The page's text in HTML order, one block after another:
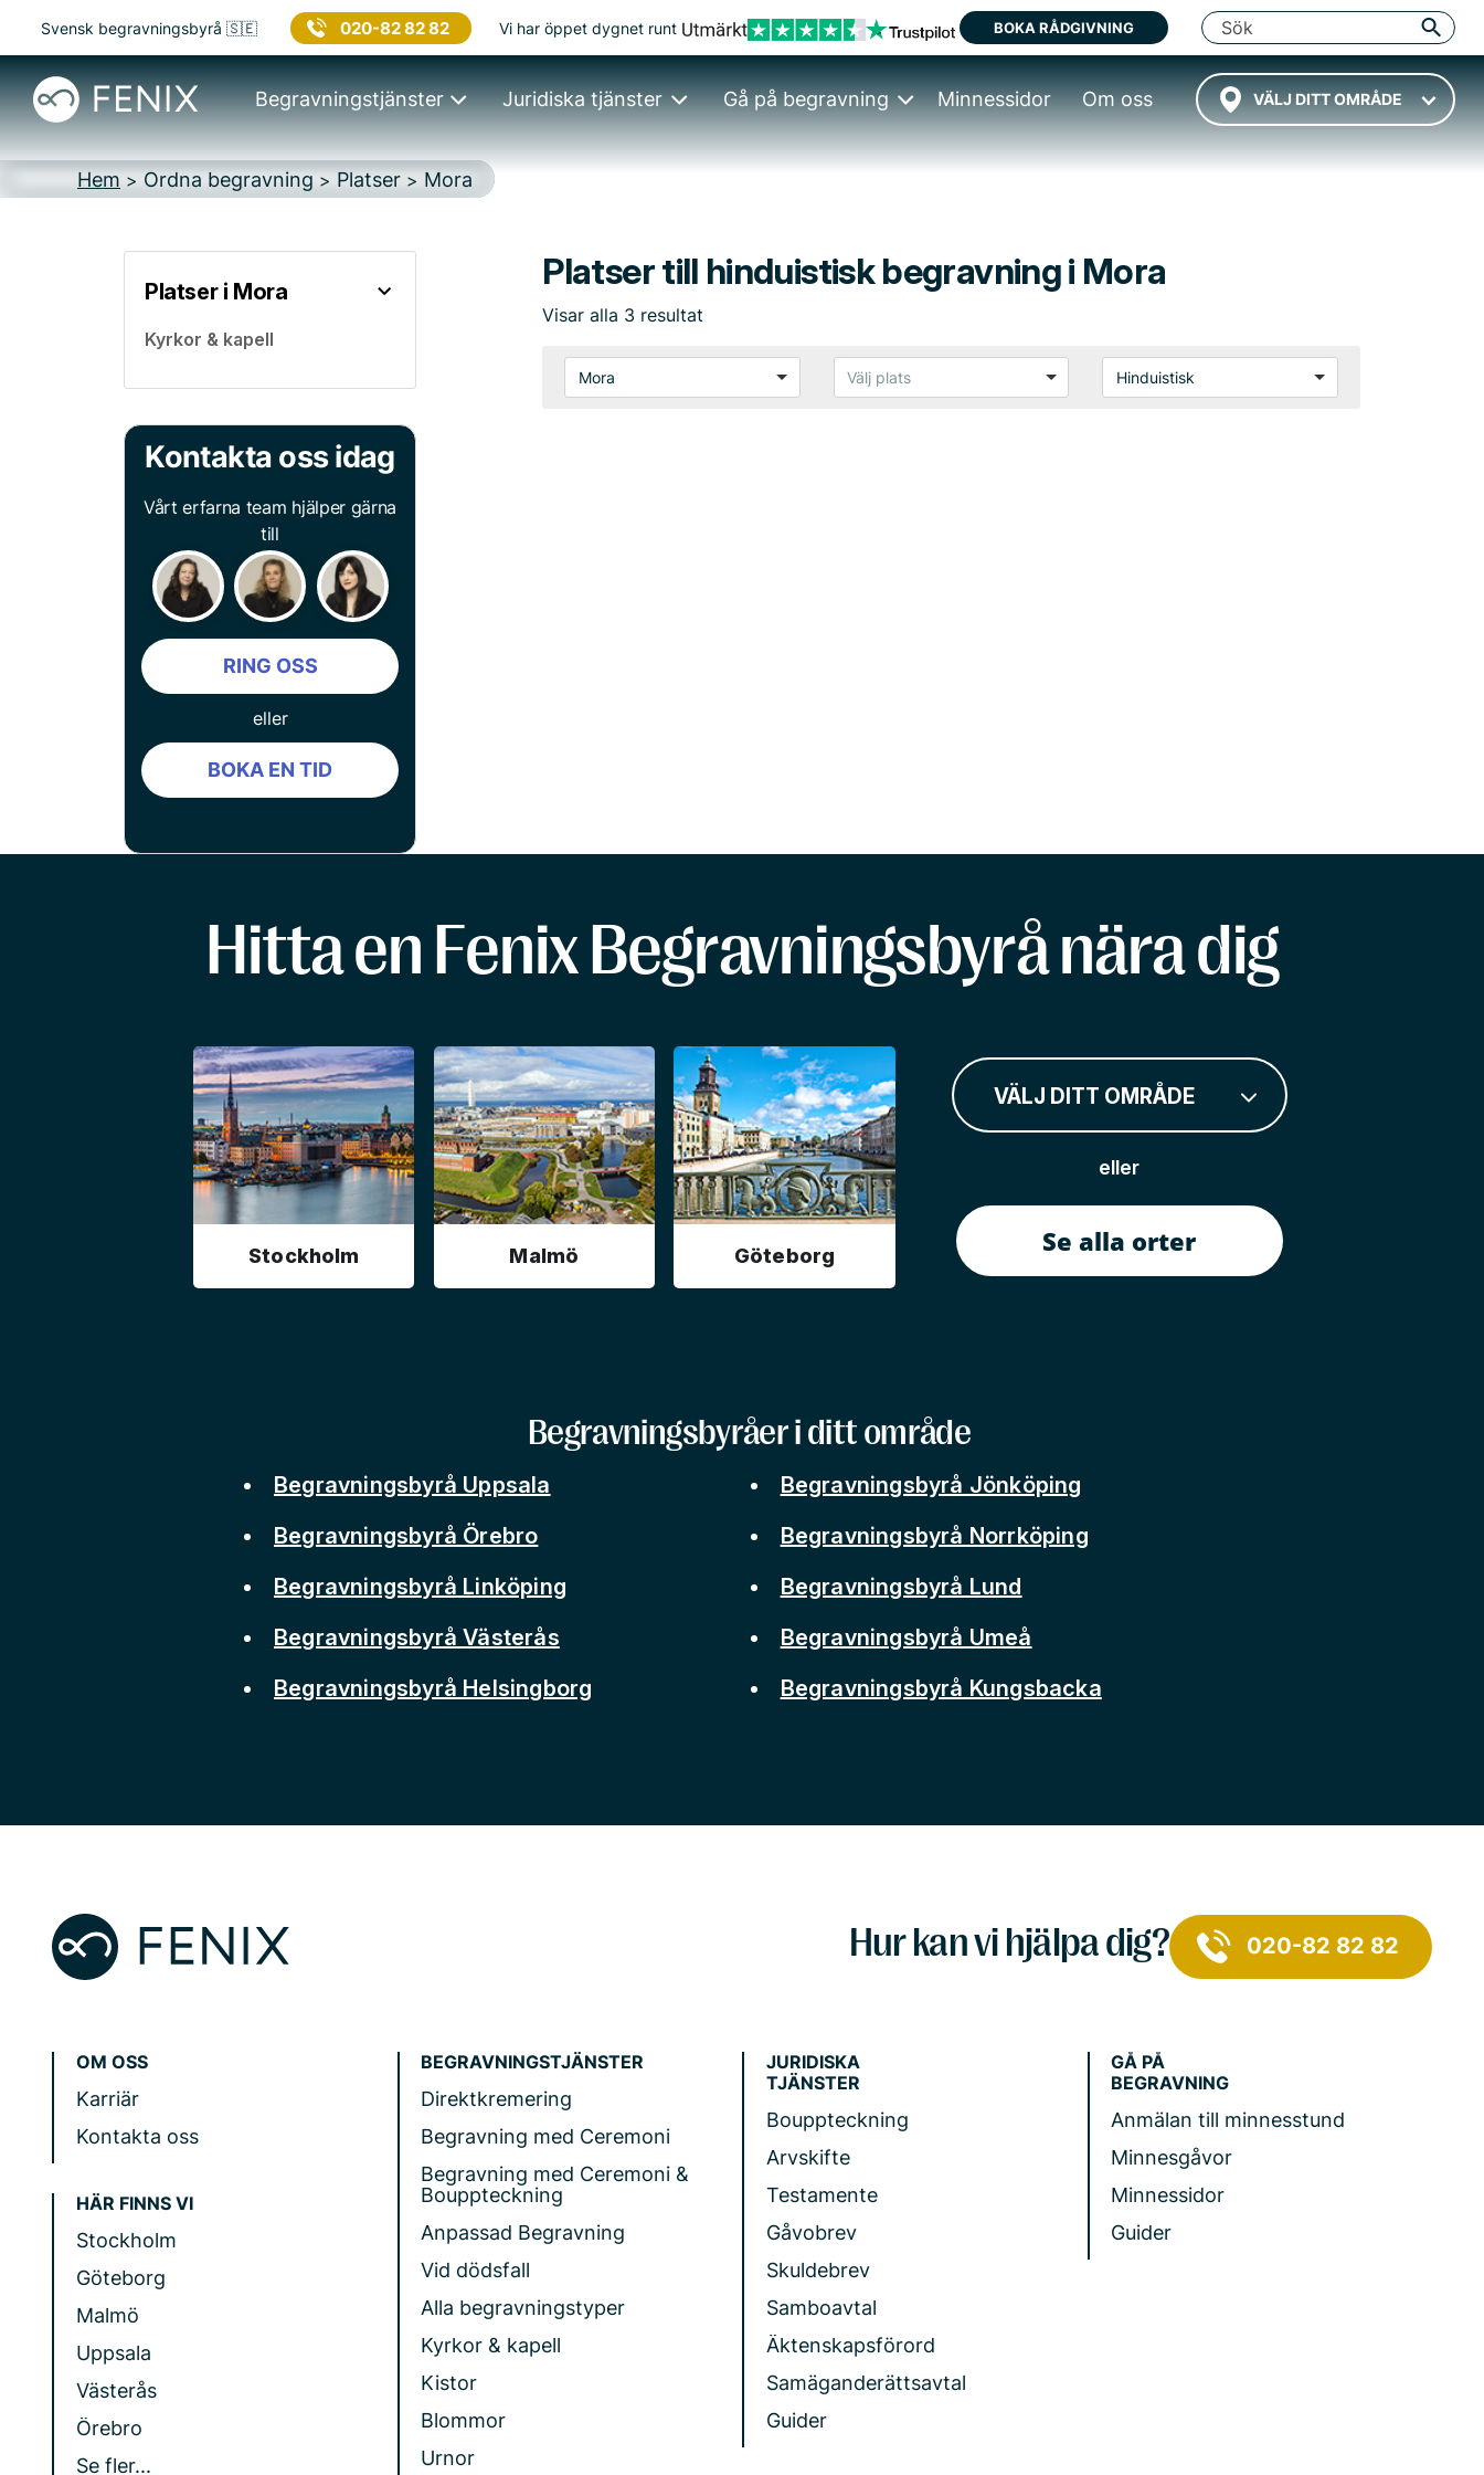
Svensk begravningsbyrå 🇸🇪 020-82 82 82 Vi har öppet dygnet runt BOKA RÅDGIVNING
VÄLJ DITT OMRÅDE
Begravningstjänster Juridiska tjänster Gå på begravning Minnessidor Om oss
Hem > Ordna begravning > Platser > Mora
Platser i Mora
Kyrkor & kapell
Kontakta oss idag
Vårt erfarna team hjälper gärna
till
RING OSS
eller
BOKA EN TID
Platser till hinduistisk begravning i Mora
Visar alla 3 resultat
Mora Välj plats Hinduistisk
Hitta en Fenix Begravningsbyrå nära dig
Stockholm Malmö Göteborg
VÄLJ DITT OMRÅDE
eller
Se alla orter
Begravningsbyråer i ditt område
Begravningsbyrå Uppsala
Begravningsbyrå Örebro
Begravningsbyrå Linköping
Begravningsbyrå Västerås
Begravningsbyrå Helsingborg
Begravningsbyrå Jönköping
Begravningsbyrå Norrköping
Begravningsbyrå Lund
Begravningsbyrå Umeå
Begravningsbyrå Kungsbacka
Hur kan vi hjälpa dig? 020-82 82 82
OM OSS
Karriär
Kontakta oss
HÄR FINNS VI
Stockholm
Göteborg
Malmö
Uppsala
Västerås
Örebro
Se fler...
BEGRAVNINGSTJÄNSTER
Direktkremering
Begravning med Ceremoni
Begravning med Ceremoni &
Bouppteckning
Anpassad Begravning
Vid dödsfall
Alla begravningstyper
Kyrkor & kapell
Kistor
Blommor
Urnor
JURIDISKA
TJÄNSTER
Bouppteckning
Arvskifte
Testamente
Gåvobrev
Skuldebrev
Samboavtal
Äktenskapsförord
Samäganderättsavtal
Guider
GÅ PÅ
BEGRAVNING
Anmälan till minnesstund
Minnesgåvor
Minnessidor
Guider